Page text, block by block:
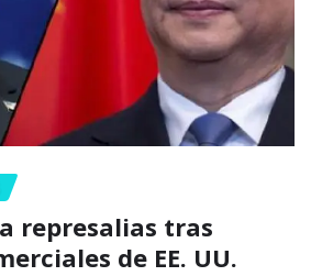
represalias tras
de EE. UU.